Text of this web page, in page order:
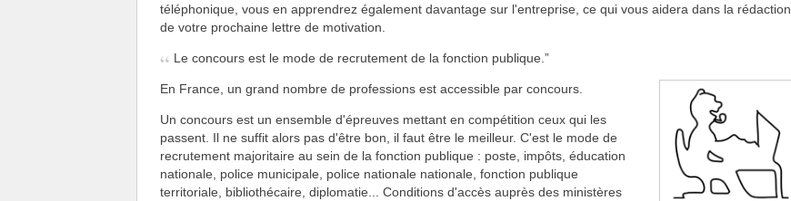
téléphonique, vous en apprendrez également davantage sur l'entreprise, ce qui vous aidera dans la rédaction
de votre prochaine lettre de motivation.
Le concours est le mode de recrutement de la fonction publique.
En France, un grand nombre de professions est accessible par concours.
Un concours est un ensemble d'épreuves mettant en compétition ceux qui les
passent. Il ne suffit alors pas d'être bon, il faut être le meilleur. C'est le mode de
recrutement majoritaire au sein de la fonction publique : poste, impôts, éducation
nationale, police municipale, police nationale nationale, fonction publique
territoriale, bibliothécaire, diplomatie... Conditions d'accès auprès des ministères